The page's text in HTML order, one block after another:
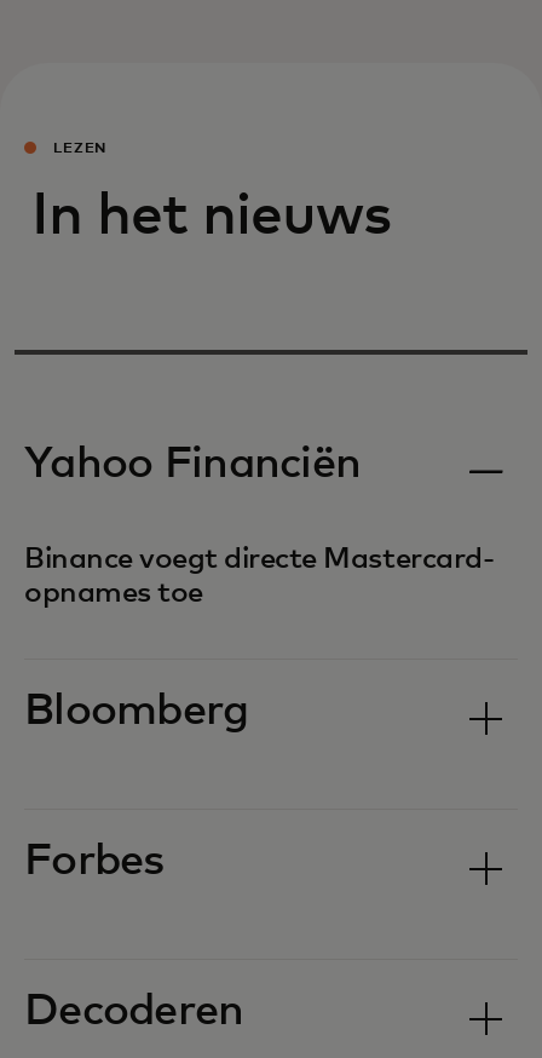
LEZEN
In het nieuws
Yahoo Financiën
Binance voegt directe Mastercard-
opnames toe
Bloomberg
Forbes
Decoderen